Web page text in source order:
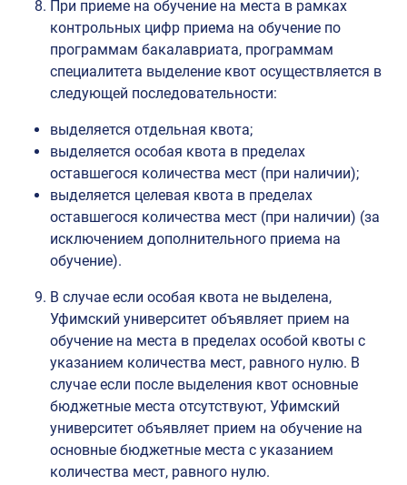
При приеме на обучение на места в рамках
контрольных цифр приема на обучение по
программам бакалавриата, программам
специалитета выделение квот осуществляется в
следующей последовательности:
выделяется отдельная квота;
выделяется особая квота в пределах
оставшегося количества мест (при наличии);
выделяется целевая квота в пределах
оставшегося количества мест (при наличии) (за
исключением дополнительного приема на
обучение).
В случае если особая квота не выделена,
Уфимский университет объявляет прием на
обучение на места в пределах особой квоты с
указанием количества мест, равного нулю. В
случае если после выделения квот основные
бюджетные места отсутствуют, Уфимский
университет объявляет прием на обучение на
основные бюджетные места с указанием
количества мест, равного нулю.